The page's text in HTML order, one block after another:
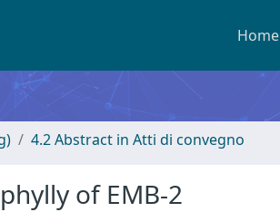
Home
4.2 Abstract in Atti di convegno
of EMB-2